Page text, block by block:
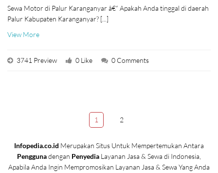
Sewa Motor di Palur Karanganyar â€“ Apakah Anda tinggal di daerah
Palur Kabupaten Karanganyar? [...]
View More
3741 Preview 0 Like 0 Comments
1 2
Infopedia.co.id Merupakan Situs Untuk Mempertemukan Antara
Penggunadengan Penyedia Layanan Jasa & Sewa di Indonesia,
Apabila Anda Ingin Mempromosikan Layanan Jasa & Sewa Yang Anda